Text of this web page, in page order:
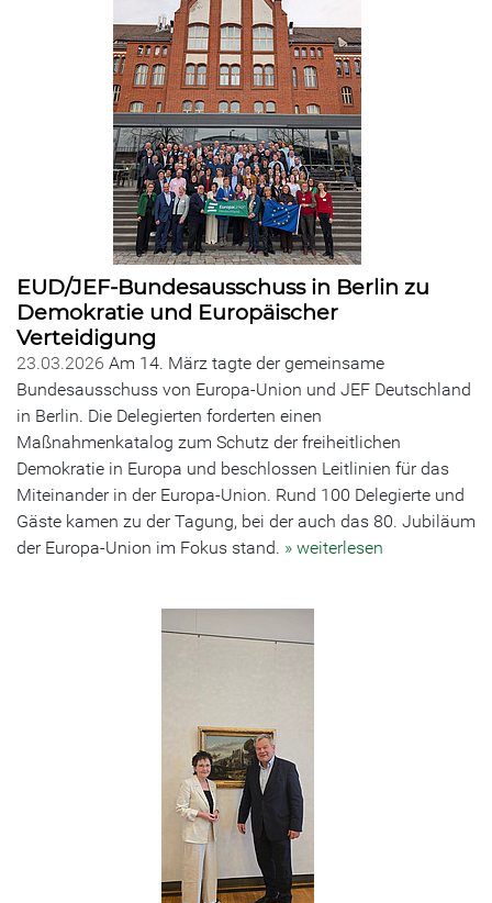
EUD/JEF-Bundesausschuss in Berlin zu
Demokratie und Europäischer
Verteidigung
23.03.2026 Am 14. März tagte der gemeinsame
Bundesausschuss von Europa-Union und JEF Deutschland
in Berlin. Die Delegierten forderten einen
Maßnahmenkatalog zum Schutz der freiheitlichen
Demokratie in Europa und beschlossen Leitlinien für das
Miteinander in der Europa-Union. Rund 100 Delegierte und
Gäste kamen zu der Tagung, bei der auch das 80. Jubiläum
der Europa-Union im Fokus stand. » weiterlesen